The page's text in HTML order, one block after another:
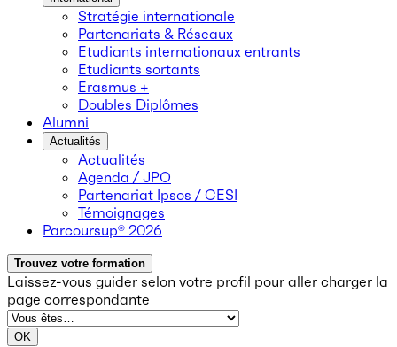
Stratégie internationale
Partenariats & Réseaux
Etudiants internationaux entrants
Etudiants sortants
Erasmus +
Doubles Diplômes
Alumni
Actualités
Actualités
Agenda / JPO
Partenariat Ipsos / CESI
Témoignages
Parcoursup® 2026
Trouvez votre formation
Laissez-vous guider selon votre profil pour aller charger la
page correspondante
OK